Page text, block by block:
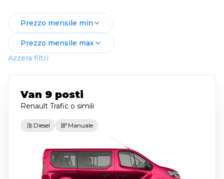
Prezzo mensile min
Prezzo mensile max
Azzera filtri
Van 9 posti
Renault Trafic o simili
Diesel Manuale